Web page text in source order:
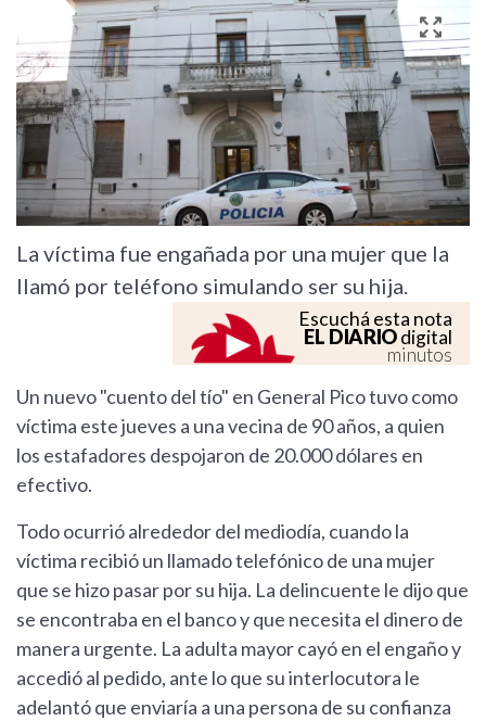
La víctima fue engañada por una mujer que la
llamó por teléfono simulando ser su hija.
Escuchá esta nota
EL DIARIOdigital
minutos
Un nuevo "cuento del tío" en General Pico tuvo como
víctima este jueves a una vecina de 90 años, a quien
los estafadores despojaron de 20.000 dólares en
efectivo.
Todo ocurrió alrededor del mediodía, cuando la
víctima recibió un llamado telefónico de una mujer
que se hizo pasar por su hija. La delincuente le dijo que
se encontraba en el banco y que necesita el dinero de
manera urgente. La adulta mayor cayó en el engaño y
accedió al pedido, ante lo que su interlocutora le
adelantó que enviaría a una persona de su confianza